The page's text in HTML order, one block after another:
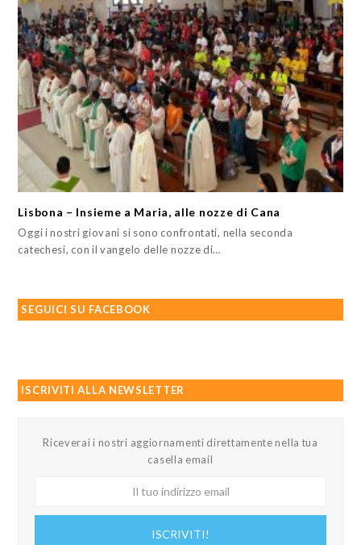
Lisbona – Insieme a Maria, alle nozze di Cana
Oggi i nostri giovani si sono confrontati, nella seconda
catechesi, con il vangelo delle nozze di…
SEGUICI SU FACEBOOK
ISCRIVITI ALLA NEWSLETTER
Riceverai i nostri aggiornamenti direttamente nella tua
casella email
ISCRIVITI!